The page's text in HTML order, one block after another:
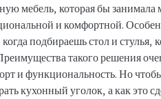
мебель, которая бы
и комфортной.
подбираешь стол и
такого решения
и функциональность. Но
кухонный уголок, а как это